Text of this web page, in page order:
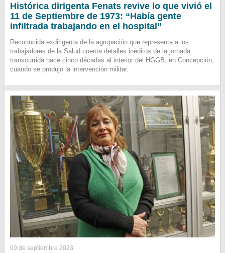
Histórica dirigenta Fenats revive lo que vivió el
11 de Septiembre de 1973: “Había gente
infiltrada trabajando en el hospital”
Reconocida exdirigenta de la agrupación que representa a los
trabajadores de la Salud cuenta detalles inéditos de la jornada
transcurrida hace cinco décadas al interior del HGGB, en Concepción,
cuando se produjo la intervención militar.
09 de septiembre 2023